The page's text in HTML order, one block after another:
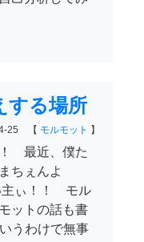
する場所
25 【 モルモット 】
！ 最近、僕た
ちぇんよ
主ぃ！！ モル
ットの話も書
うわけで無事